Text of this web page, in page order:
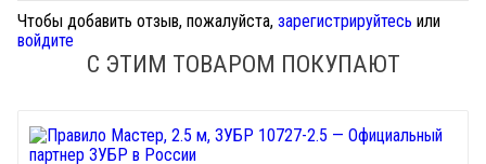
Чтобы добавить отзыв, пожалуйста, зарегистрируйтесь или
войдите
С ЭТИМ ТОВАРОМ ПОКУПАЮТ